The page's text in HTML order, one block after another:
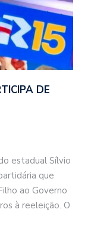
DE
estadual Sílvio
que
ao Governo
à reeleição. O